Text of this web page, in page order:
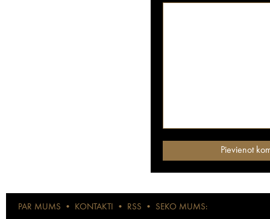
PAR MUMS • KONTAKTI • RSS • SEKO MUMS: